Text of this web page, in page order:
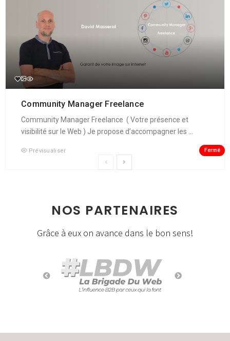
Community Manager Freelance
Community Manager Freelance ( Votre présence et
visibilité sur le Web ) Je propose d’accompagner les ...
Prévisualiser Fermé
NOS PARTENAIRES
Grâce à eux on avance dans le bon sens!